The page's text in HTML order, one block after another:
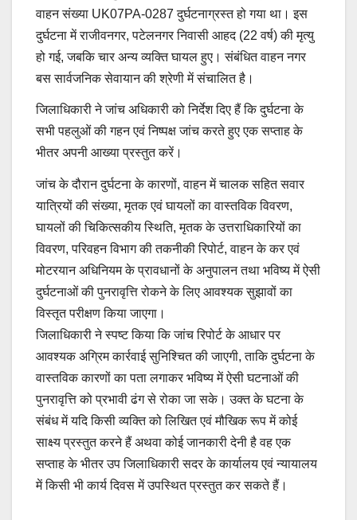
वाहन संख्या UK07PA-0287 दुर्घटनाग्रस्त हो गया था। इस
दुर्घटना में राजीवनगर, पटेलनगर निवासी आहद (22 वर्ष) की मृत्यु
हो गई, जबकि चार अन्य व्यक्ति घायल हुए। संबंधित वाहन नगर
बस सार्वजनिक सेवायान की श्रेणी में संचालित है।
जिलाधिकारी ने जांच अधिकारी को निर्देश दिए हैं कि दुर्घटना के
सभी पहलुओं की गहन एवं निष्पक्ष जांच करते हुए एक सप्ताह के
भीतर अपनी आख्या प्रस्तुत करें।
जांच के दौरान दुर्घटना के कारणों, वाहन में चालक सहित सवार
यात्रियों की संख्या, मृतक एवं घायलों का वास्तविक विवरण,
घायलों की चिकित्सकीय स्थिति, मृतक के उत्तराधिकारियों का
विवरण, परिवहन विभाग की तकनीकी रिपोर्ट, वाहन के कर एवं
मोटरयान अधिनियम के प्रावधानों के अनुपालन तथा भविष्य में ऐसी
दुर्घटनाओं की पुनरावृत्ति रोकने के लिए आवश्यक सुझावों का
विस्तृत परीक्षण किया जाएगा।
जिलाधिकारी ने स्पष्ट किया कि जांच रिपोर्ट के आधार पर
आवश्यक अग्रिम कार्रवाई सुनिश्चित की जाएगी, ताकि दुर्घटना के
वास्तविक कारणों का पता लगाकर भविष्य में ऐसी घटनाओं की
पुनरावृत्ति को प्रभावी ढंग से रोका जा सके। उक्त के घटना के
संबंध में यदि किसी व्यक्ति को लिखित एवं मौखिक रूप में कोई
साक्ष्य प्रस्तुत करने हैं अथवा कोई जानकारी देनी है वह एक
सप्ताह के भीतर उप जिलाधिकारी सदर के कार्यालय एवं न्यायालय
में किसी भी कार्य दिवस में उपस्थित प्रस्तुत कर सकते हैं।